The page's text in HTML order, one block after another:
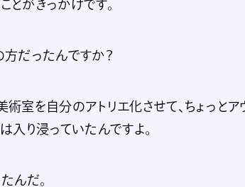
がきっかけです。
だったんですか？
室を自分のアトリエ化させて、ちょっとア
入り浸っていたんですよ。
んだ。